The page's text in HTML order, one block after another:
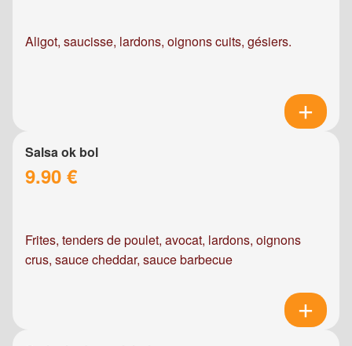
Aligot, saucisse, lardons, oignons cuits, gésiers.
Salsa ok bol
9.90 €
Frites, tenders de poulet, avocat, lardons, oignons
crus, sauce cheddar, sauce barbecue